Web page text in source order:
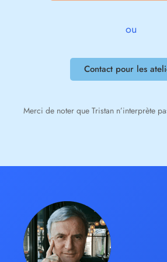
ou
Contact pour les
Merci de noter que Tristan n’interprète